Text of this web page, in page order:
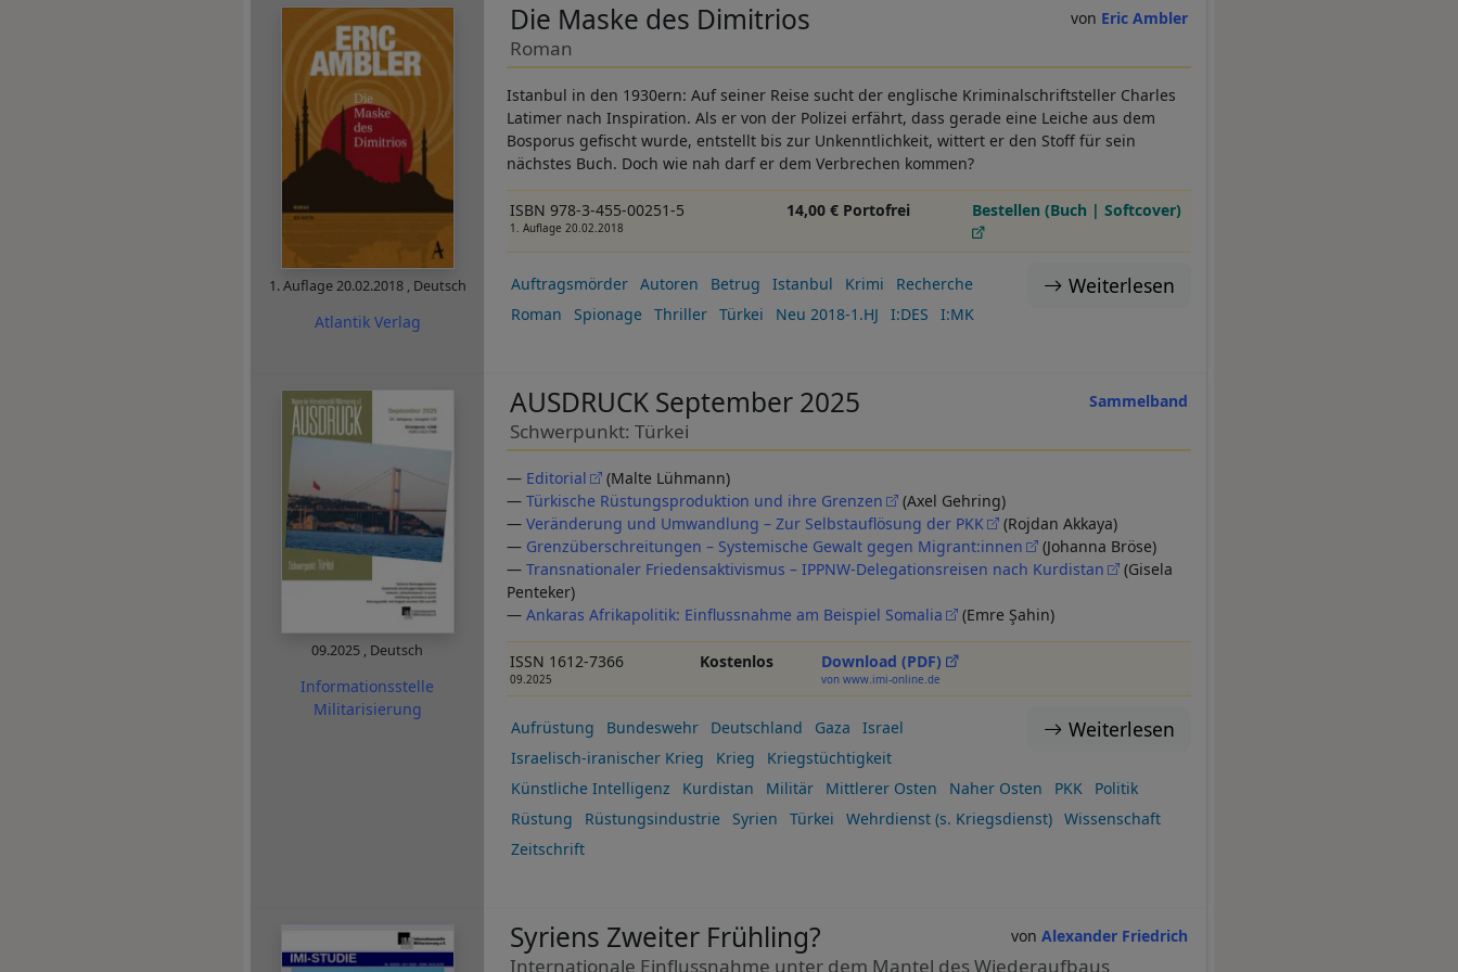
1. Auflage20.02.2018 , Deutsch
Atlantik Verlag
Eric Ambler
Die Maske des Dimitrios
Roman
Istanbul in den 1930ern: Auf seiner Reise sucht der englische Kriminalschriftsteller Charles
Latimer nach Inspiration. Als er von der Polizei erfährt, dass gerade eine Leiche aus dem
Bosporus gefischt wurde, entstellt bis zur Unkenntlichkeit, wittert er den Stoff für sein
nächstes Buch. Doch wie nah darf er dem Verbrechen kommen?
ISBN 978-3-455-00251-5
1. Auflage 20.02.2018
14,00 € Portofrei Bestellen (Buch | Softcover)
Weiterlesen
Auftragsmörder Autoren Betrug Istanbul Krimi
Recherche
Roman
Spionage Thriller Türkei Neu 2018-1.HJ I:DES I:MK
09.2025 , Deutsch
Informationsstelle
Militarisierung
Sammelband
AUSDRUCK September 2025
Schwerpunkt: Türkei
— Editorial
(Malte Lühmann)
— Türkische Rüstungsproduktion und ihre Grenzen
(Axel Gehring)
— Veränderung und Umwandlung – Zur Selbstauflösung der PKK
(Rojdan Akkaya)
— Grenzüberschreitungen – Systemische Gewalt gegen Migrant:innen
(Johanna Bröse)
— Transnationaler Friedensaktivismus – IPPNW-Delegationsreisen nach Kurdistan
(Gisela
Penteker)
— Ankaras Afrikapolitik: Einflussnahme am Beispiel Somalia (Emre Şahin)
ISSN 1612-7366
09.2025
Kostenlos Download (PDF)
von www.imi-online.de
Weiterlesen
Aufrüstung Bundeswehr Deutschland Gaza
Israel
Israelisch-iranischer Krieg
Krieg
Kriegstüchtigkeit
Künstliche Intelligenz
Kurdistan Militär Mittlerer Osten Naher Osten PKK
Politik
Rüstung
Rüstungsindustrie Syrien Türkei Wehrdienst (s. Kriegsdienst)
Wissenschaft
Zeitschrift
Alexander Friedrich
Syriens Zweiter Frühling?
Internationale Einflussnahme unter dem Mantel des Wiederaufbaus